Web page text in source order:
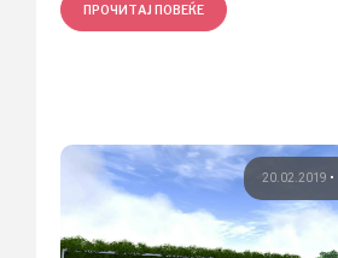
ПРОЧИТАЈ ПОВЕЌЕ
20.02.2019 •